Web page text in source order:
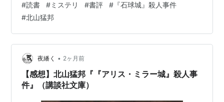
も相当な上位に食い込むことは間違いあるまい。 個人的
には断然こちら。現時点で本年度ベスト。 Amazonの作
者本人のコメントを抜粋しよう。 今なら胸を張って云え
ます。このミステリは、どれだけ時間をかけたとして
も、自分以外の誰にも書けなかっただろう、と。城シリ
ーズの…
#読書 #ミステリ #書評 # 『石球城』殺人事件
#北山猛邦
夜繙く • 2ヶ月前
【感想】北山猛邦『『アリス・ミラー城』殺人事
件』（講談社文庫）